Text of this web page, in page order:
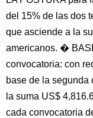
del 15% de las dos
que asciende a la
americanos. �
convocatoria: con
base de la segunda
la suma US$
cada convocatoria